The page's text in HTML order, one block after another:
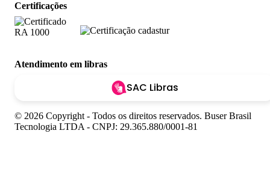
Certificações
Atendimento em libras
SAC Libras
© 2026 Copyright - Todos os direitos reservados. Buser Brasil
Tecnologia LTDA - CNPJ: 29.365.880/0001-81